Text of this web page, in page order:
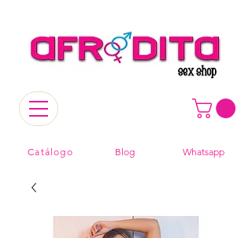
Catálogo Blog Whatsapp